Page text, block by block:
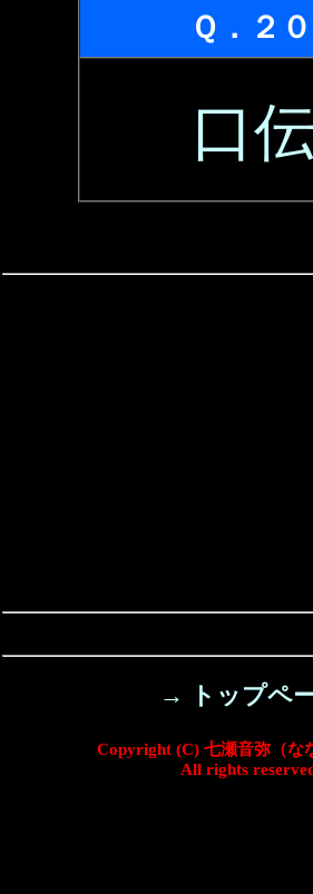
Ｑ．２０
口伝
→ トップペ
Copyright (C) 七瀬音弥（な
All rights